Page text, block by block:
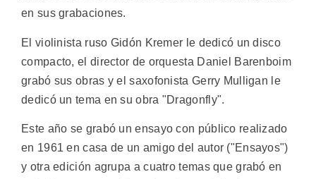
en sus grabaciones.
El violinista ruso Gidón Kremer le dedicó un disco
compacto, el director de orquesta Daniel Barenboim
grabó sus obras y el saxofonista Gerry Mulligan le
dedicó un tema en su obra "Dragonfly".
Este año se grabó un ensayo con público realizado
en 1961 en casa de un amigo del autor ("Ensayos")
y otra edición agrupa a cuatro temas que grabó en